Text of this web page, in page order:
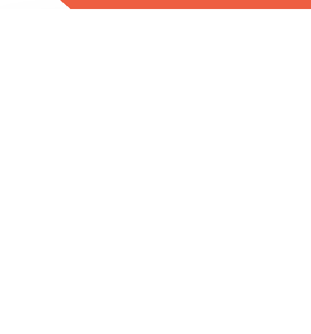
Entdecken Sie den erstklassigen
Als führendes Sicherheitsunternehmen in ganz
in der Region anzubieten. Unser